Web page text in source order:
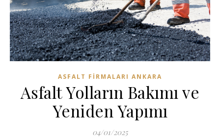
ASFALT FIRMALARI ANKARA
Asfalt Yolların Bakımı ve
Yeniden Yapımı
04/01/2025